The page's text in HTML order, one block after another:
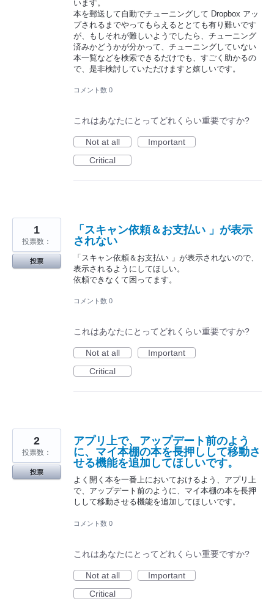
います。
本を郵送して自動でチューニングして Dropbox アッ
プされるまでやってもらえるととても有り難いです
が、もしそれが難しいようでしたら、チューニング
済みかどうかが分かって、チューニングしていない
本一覧などを検索できるだけでも、すごく助かるの
で、是非検討していただけますと嬉しいです。
コメント数 0
これはあなたにとってどれくらい重要ですか?
Not at all
Important
Critical
「スキャン依頼＆お支払い 」が表示
されない
「スキャン依頼＆お支払い 」が表示されないので、
表示されるようにしてほしい。
依頼できなくて困ってます。
1
投票数：
投票
コメント数 0
これはあなたにとってどれくらい重要ですか?
Not at all
Important
Critical
アプリ上で、アップデート前のよう
に、マイ本棚の本を長押しして移動さ
せる機能を追加してほしいです。
よく開く本を一番上においておけるよう、アプリ上
で、アップデート前のように、マイ本棚の本を長押
しして移動させる機能を追加してほしいです。
2
投票数：
投票
コメント数 0
これはあなたにとってどれくらい重要ですか?
Not at all
Important
Critical